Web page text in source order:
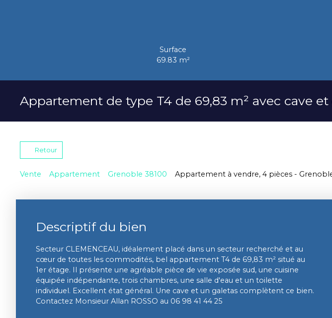
Surface
69.83 m²
Appartement de type T4 de 69,83 m² avec cave
Retour
Vente Appartement Grenoble 38100 Appartement à vendre, 4 pièces -
Descriptif du bien
Secteur CLEMENCEAU, idéalement placé dans un secteur recherché et au
cœur de toutes les commodités, bel appartement T4 de 69,83 m² situé au
1er étage. Il présente une agréable pièce de vie exposée sud, une cuisine
équipée indépendante, trois chambres, une salle d'eau et un toilette
individuel. Excellent état général. Une cave et un galetas complètent ce bien.
Contactez Monsieur Allan ROSSO au 06 98 41 44 25